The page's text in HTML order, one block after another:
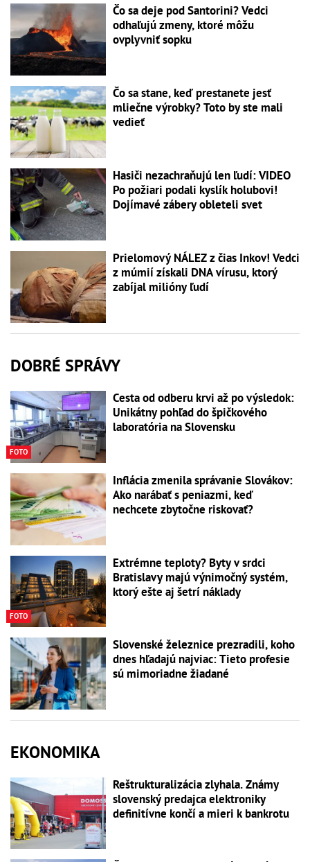
Čo sa deje pod Santorini? Vedci
odhaľujú zmeny, ktoré môžu
ovplyvniť sopku
Čo sa stane, keď prestanete jesť
mliečne výrobky? Toto by ste mali
vedieť
Hasiči nezachraňujú len ľudí: VIDEO
Po požiari podali kyslík holubovi!
Dojímavé zábery obleteli svet
Prielomový NÁLEZ z čias Inkov! Vedci
z múmií získali DNA vírusu, ktorý
zabíjal milióny ľudí
DOBRÉ SPRÁVY
FOTO
Cesta od odberu krvi až po výsledok:
Unikátny pohľad do špičkového
laboratória na Slovensku
Inflácia zmenila správanie Slovákov:
Ako narábať s peniazmi, keď
nechcete zbytočne riskovať?
FOTO
Extrémne teploty? Byty v srdci
Bratislavy majú výnimočný systém,
ktorý ešte aj šetrí náklady
Slovenské železnice prezradili, koho
dnes hľadajú najviac: Tieto profesie
sú mimoriadne žiadané
EKONOMIKA
Reštrukturalizácia zlyhala. Známy
slovenský predajca elektroniky
definitívne končí a mieri k bankrotu